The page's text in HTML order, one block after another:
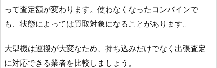
って査定額が変わります。使わなくなったコンバインで
も、状態によっては買取対象になることがあります。
大型機は運搬が大変なため、持ち込みだけでなく出張査定
に対応できる業者を比較しましょう。